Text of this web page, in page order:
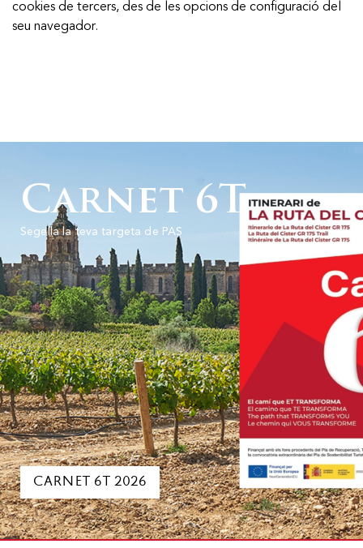
cookies de tercers, des de les opcions de configuració del
seu navegador.
Carnet 6T
Segella la teva targeta de PAS
CARNET 6T 2026